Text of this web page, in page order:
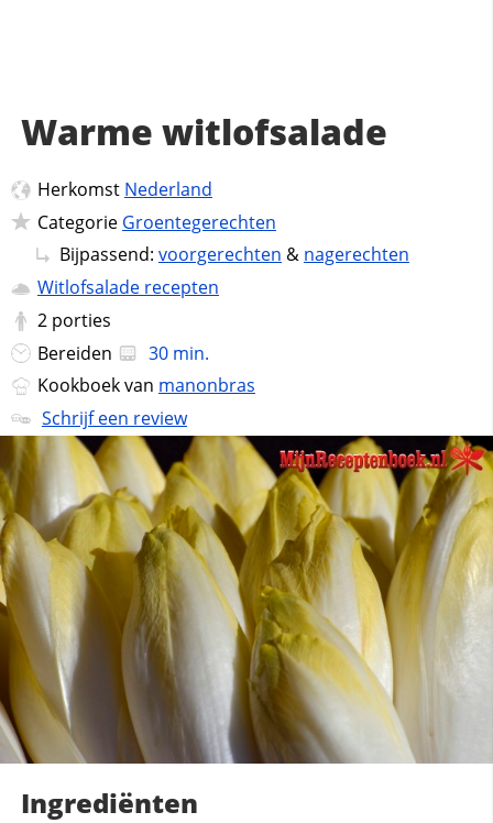
Warme witlofsalade
Herkomst Nederland
Categorie Groentegerechten
Bijpassend: voorgerechten & nagerechten
Witlofsalade recepten
2 porties
Bereiden
30 min.
Kookboek van manonbras
Schrijf een review
Ingrediënten